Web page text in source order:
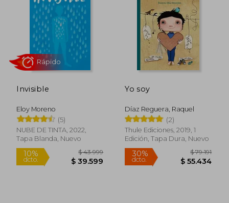
50%
dcto. $ 40.906
50%
dcto.
Invisible
Eloy Moreno
(5)
NUBE DE TINTA, 2022,
Tapa Blanda, Nuevo
Yo soy
Díaz Reguera, Raquel
(2)
Thule Ediciones, 2019, 1
Edición, Tapa Dura, Nuevo